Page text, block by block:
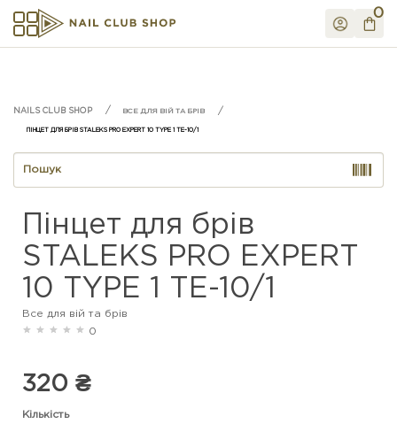
0
ВСЕ ДЛЯ ВІЙ ТА БРІВ
ПІНЦЕТ ДЛЯ БРІВ STALEKS PRO EXPERT 10 TYPE 1 TE-10/1
Пінцет для брів
STALEKS PRO EXPERT
10 TYPE 1 TE-10/1
Все для вій та брів
0
320 ₴
Кількість